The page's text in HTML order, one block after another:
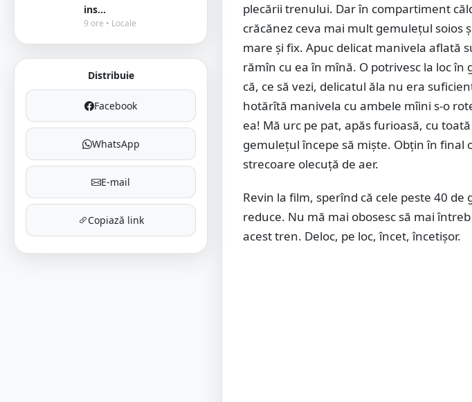
ins...
9 ore • Locale
Distribuie
Facebook
WhatsApp
E-mail
Copiază link
plecării trenului. Dar în compartiment
crăcănez ceva mai mult gemuleţul soios
mare şi fix. Apuc delicat manivela aflată
rămîn cu ea în mînă. O potrivesc la loc
că, ce să vezi, delicatul ăla nu era
hotărîtă manivela cu ambele mîini s-o
ea! Mă urc pe pat, apăs furioasă, cu
gemuleţul începe să mişte. Obţin în final
strecoare olecuţă de aer.
Revin la film, sperînd că cele peste 40
reduce. Nu mă mai obosesc să mai
acest tren. Deloc, pe loc, încet, încetişor.